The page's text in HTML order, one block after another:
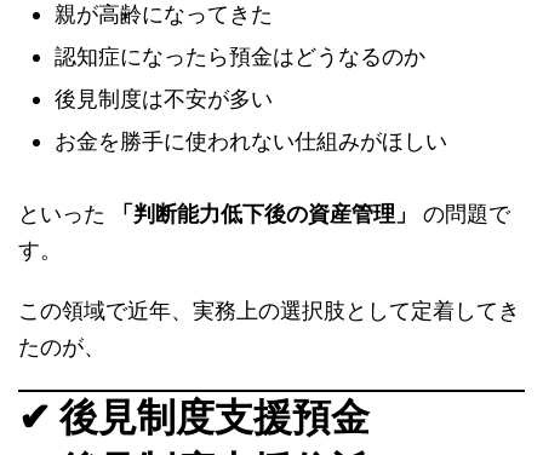
親が高齢になってきた
認知症になったら預金はどうなるのか
後見制度は不安が多い
お金を勝手に使われない仕組みがほしい
といった 「判断能力低下後の資産管理」
の問題で
す。
この領域で近年、実務上の選択肢として定着してき
たのが、
✔ 後見制度支援預金